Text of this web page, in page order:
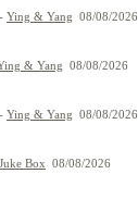
Ying & Yang 08/08/2026
& Yang 08/08/2026
Ying & Yang 08/08/2026
Juke Box 08/08/2026